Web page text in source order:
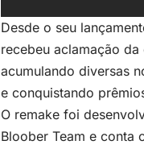
Desde o seu
recebeu aclamação da
acumulando diversas
e conquistando
O remake foi
Bloober Team e conta